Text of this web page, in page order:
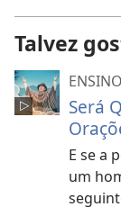
Talvez
Será
E se a
um